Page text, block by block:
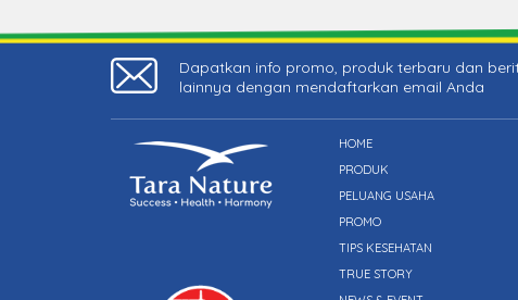
Dapatkan info promo, produk terbaru dan
lainnya dengan mendaftarkan email Anda
HOME
PRODUK
PELUANG USAHA
PROMO
TIPS KESEHATAN
TRUE STORY